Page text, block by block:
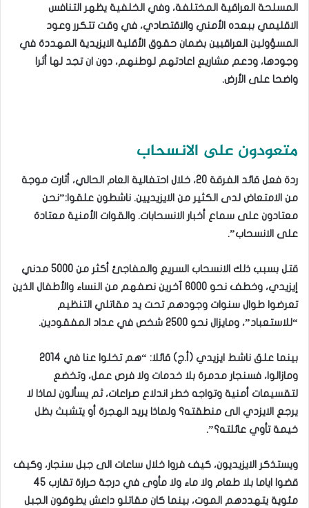
المسلحة العراقية المختلفة، وفي الخلفية يظهر التنافس
الاقليمي ببعده الأمني والاقتصادي، في وقت تتكرر وعود
المسؤولين العراقيين بضمان حقوق الأقلية الايزيدية المهددة في
وجودها، ودعم مشاريع اعادتهم لوطنهم، دون ان تجد لها أثرا
واضحا على الأرض.
متعودون على الانسحاب
ردة فعل قائد الفرقة 20، خلال احتفالية العام الحالي، أثارت موجة
من الامتعاض لدى الكثير من الايزيديين. ناشطون علقوا:”نحن
معتادون على سماع أخبار الانسحابات. والقوات الأمنية معتادة
على الانسحاب”.
قتل بسبب ذلك الانسحاب السريع والمفاجئ أكثر من 5000 مدني
إيزيدي، وخطف نحو 6000 آخرين نصفهم من النساء والأطفال الذين
تعرضوا طوال سنوات وجودهم تحت يد مقاتلي التنظيم
“للاستعباد”، ومايزال نحو 2500 شخص في عداد المفقودين.
بينما علق ناشط ايزيدي (أ.ج) قائلا: “هم تخلوا عنا في 2014
ومازالوا، فسنجار مدمرة بلا خدمات ولا فرص عمل، وتخضع
لتقسيمات أمنية وتواجه خطر اندلاع صراعات، ثم يسألون لماذا لا
يرجع الايزدي الى منطقته؟ ولماذا يريد الهجرة أو يتشبث بظل
خيمة تأوي عائلته؟”.
ويستذكر الايزيديون، كيف فروا خلال ساعات الى جبل سنجار، وكيف
قضوا اياما بلا طعام ولا ماء ولا مأوى في درجة حرارة تقارب 45
مئوية يتهددهم الموت، بينما كان مقاتلو داعش يطوقون الجبل